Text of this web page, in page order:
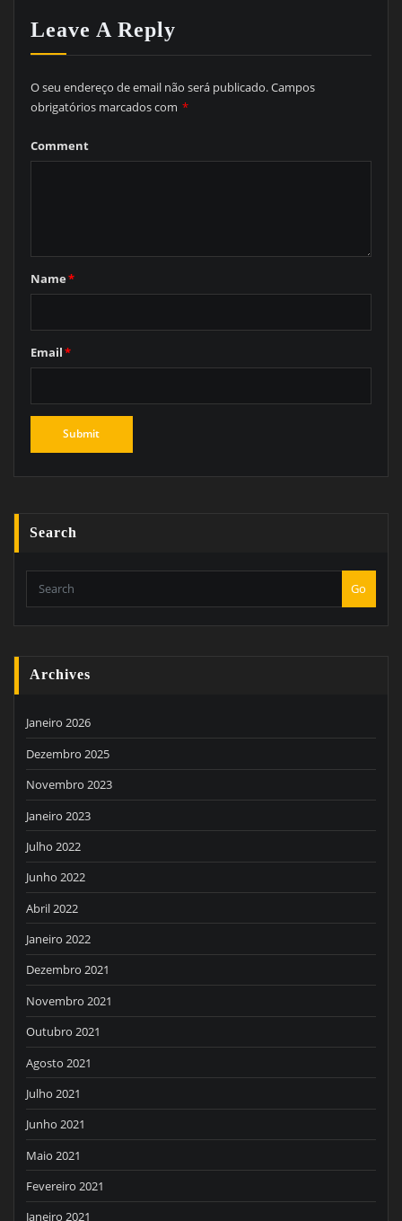
Leave A Reply
O seu endereço de email não será publicado.Campos
obrigatórios marcados com *
Comment
Name*
Email*
Search
Go
Archives
Janeiro 2026
Dezembro 2025
Novembro 2023
Janeiro 2023
Julho 2022
Junho 2022
Abril 2022
Janeiro 2022
Dezembro 2021
Novembro 2021
Outubro 2021
Agosto 2021
Julho 2021
Junho 2021
Maio 2021
Fevereiro 2021
Janeiro 2021